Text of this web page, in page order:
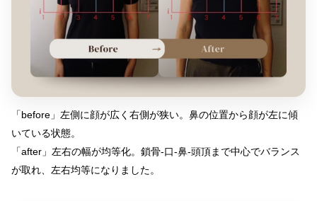
「before」左側に顔が広く右側が狭い。鼻の位置から顔が左に傾
いている状態。
「after」左右の幅が均等化。鎖骨‐口‐鼻‐頭頂まで中心でバランス
が取れ、左右均等になりました。